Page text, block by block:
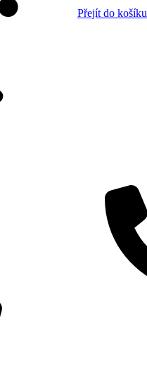
Přejít do košíku